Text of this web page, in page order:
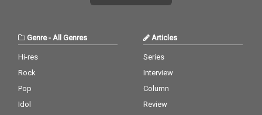
Genre-All Genres
Hi-res
Rock
Pop
Idol
Articles
Series
Interview
Column
Review